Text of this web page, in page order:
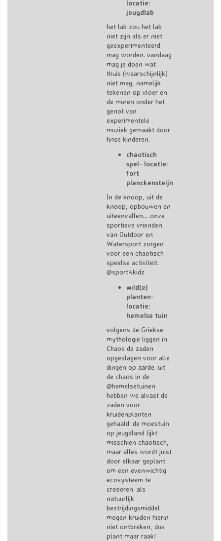
locatie:
jeugdlab
het lab zou het lab
niet zijn als er niet
geexperimenteerd
mag worden. vandaag
mag je doen wat
thuis (waarschijnlijk)
niet mag, namelijk
tekenen op vloer en
de muren onder het
genot van
experimentele
muziek gemaakt door
finse kinderen.
chaotisch
spel- locatie:
fort
planckensteijn
In de knoop, uit de
knoop, opbouwen en
uiteenvallen… onze
sportieve vrienden
van Outdoor en
Watersport zorgen
voor een chaotisch
speelse activiteit.
@sport4kidz
wild(e)
planten-
locatie:
hemelse tuin
volgens de Griekse
mythologie liggen in
Chaos de zaden
opgeslagen voor alle
dingen op aarde. uit
de chaos in de
@hemelsetuinen
hebben we alvast de
zaden voor
kruidenplanten
gehaald. de moestuin
op jeugdland lijkt
misschien chaotisch,
maar alles wordt juist
door elkaar geplant
om een evenwichtig
ecosysteem te
creëeren. als
natuurlijk
bestrijdingsmiddel
mogen kruiden hierin
niet ontbreken, dus
plant maar raak!